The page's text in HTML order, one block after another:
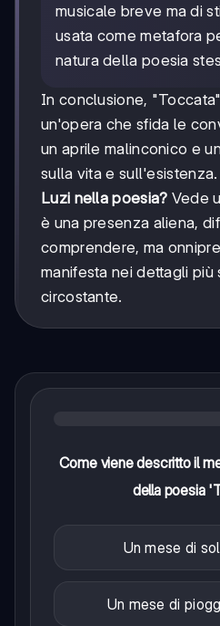
musicale breve ma di
usata come metafora
natura della poesia
In conclusione,
un'opera che sfida le
un aprile malinconico e
sulla vita e sull'esistenza.
Luzi nella poesia? Vede
è una presenza aliena,
comprendere, ma
manifesta nei dettagli
circostante.
Come viene descritto il
della poesia
Un mese di
Un mese di